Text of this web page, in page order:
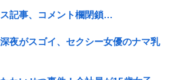
記事、コメント欄閉鎖…
深夜がスゴイ、セクシー女優のナマ乳